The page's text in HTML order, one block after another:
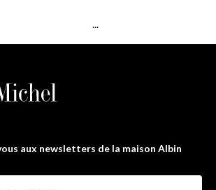
...
aux newsletters de la maison Albin